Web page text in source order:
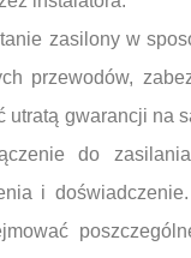
zasilony w
przewodów,
utratą gwarancji na
do
i